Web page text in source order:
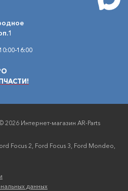
16:00
2026 Интернет-магазин AR-Parts
Focus 2, Ford Focus 3, Ford Mondeo,
данных